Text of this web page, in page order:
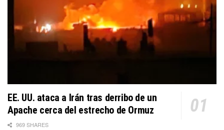
EE. UU. ataca a Irán tras derribo de un
Apache cerca del estrecho de Ormuz
969 SHARES